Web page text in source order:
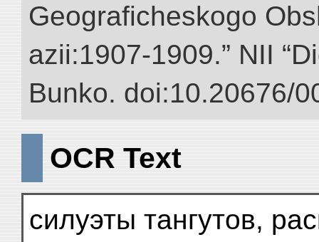
Geograficheskogo
azii:1907-1909.” NII
Bunko. doi:10.20676/
OCR Text
силуэты тангутов,